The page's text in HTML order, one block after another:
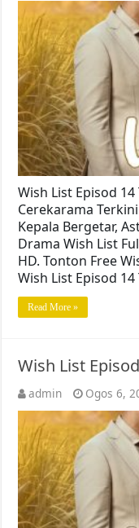
Wish List Episod
Cerekarama
Kepala Bergetar,
Drama Wish List
HD. Tonton Free
Wish List Episod
Read More »
Wish List
admin Ogos 6,